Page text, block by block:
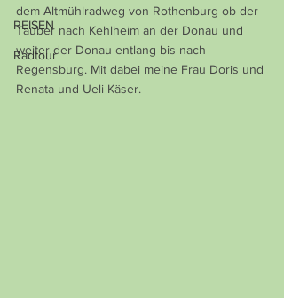
REISEN
Radtour
dem Altmühlradweg von Rothenburg ob der
Tauber nach Kehlheim an der Donau und
weiter der Donau entlang bis nach
Regensburg. Mit dabei meine Frau Doris und
Renata und Ueli Käser.